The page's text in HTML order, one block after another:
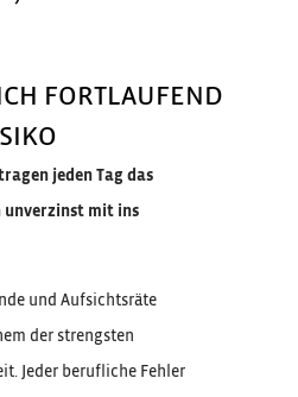
FORTLAUFEND
jeden Tag das
unverzinst mit ins
und Aufsichtsräte
der strengsten
Jeder berufliche Fehler